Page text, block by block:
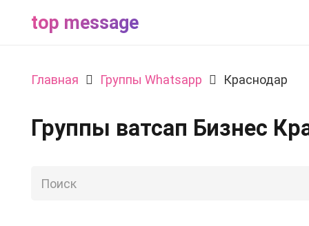
top message
Главная Группы Whatsapp Краснодар
Группы ватсап Бизнес